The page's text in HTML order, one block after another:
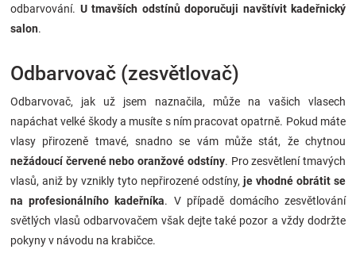
odbarvování. U tmavších odstínů doporučuji navštívit kadeřnický
salon.
Odbarvovač (zesvětlovač)
Odbarvovač, jak už jsem naznačila, může na vašich vlasech
napáchat velké škody a musíte s ním pracovat opatrně. Pokud máte
vlasy přirozeně tmavé, snadno se vám může stát, že chytnou
nežádoucí červené nebo oranžové odstíny. Pro zesvětlení tmavých
vlasů, aniž by vznikly tyto nepřirozené odstíny, je vhodné obrátit se
na profesionálního kadeřníka. V případě domácího zesvětlování
světlých vlasů odbarvovačem však dejte také pozor a vždy dodržte
pokyny v návodu na krabičce.